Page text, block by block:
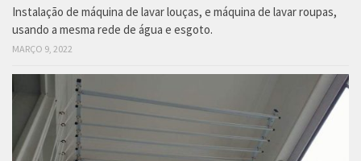
Instalação de máquina de lavar louças, e máquina de lavar roupas,
usando a mesma rede de água e esgoto.
MARÇO 9, 2022